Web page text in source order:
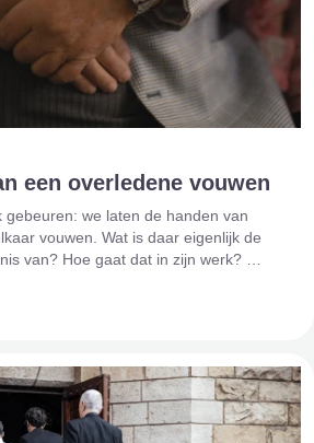
een overledene vouwen
gebeuren: we laten de handen van
vouwen. Wat is daar eigenlijk de
van? Hoe gaat dat in zijn werk? Wij